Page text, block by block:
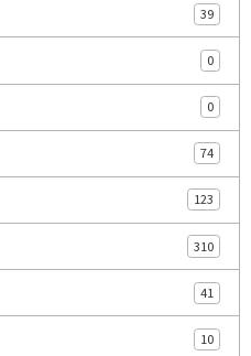
39
0
0
74
123
310
41
10